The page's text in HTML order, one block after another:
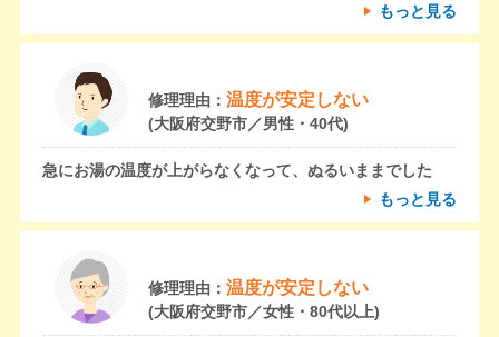
もっと見る
修理理由： 温度が安定しない
(大阪府交野市／男性・40代)
急にお湯の温度が上がらなくなって、ぬるいままでした
もっと見る
修理理由： 温度が安定しない
(大阪府交野市／女性・80代以上)